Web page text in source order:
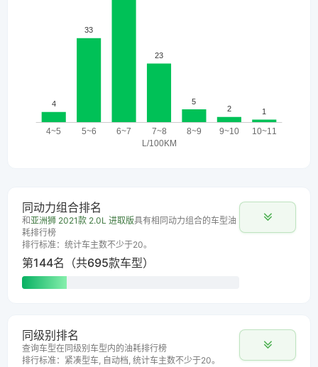
同动力组合排名
和亚洲狮 2021款 2.0L 进取版具有相同动力组合的车型油
耗排行榜
排行标准：统计车主数不少于20。
第144名（共695款车型）
同级别排名
查询车型在同级别车型内的油耗排行榜
排行标准：紧凑型车, 自动档, 统计车主数不少于20。